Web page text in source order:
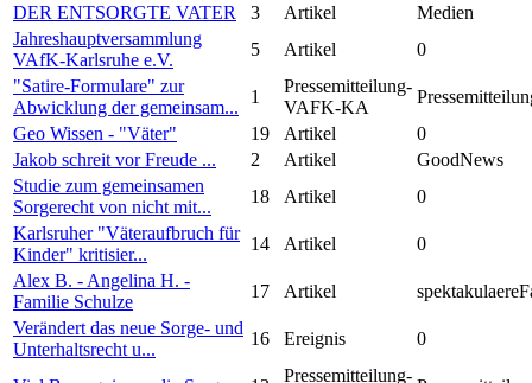
DER ENTSORGTE VATER
3 Artikel
Medien
Jahreshauptversammlung
VAfK-Karlsruhe e.V.
5 Artikel
0
"Satire-Formulare" zur
Abwicklung der gemeinsam...
1
Pressemitteilung-
VAFK-KA
Geo Wissen - "Väter"
19 Artikel
0
Jakob schreit vor Freude ...
2 Artikel
GoodNews
Studie zum gemeinsamen
Sorgerecht von nicht mit...
18 Artikel
0
Karlsruher "Väteraufbruch für
Kinder" kritisier...
14 Artikel
0
Alex B. - Angelina H. -
Familie Schulze
17 Artikel
Verändert das neue Sorge- und
Unterhaltsrecht u...
16 Ereignis 0
Pressemitteilung-